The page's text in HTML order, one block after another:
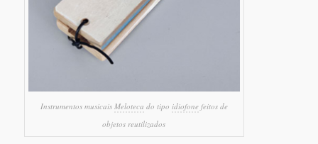
Instrumentos musicais Meloteca do tipo idiofonefeitos de
objetos reutilizados